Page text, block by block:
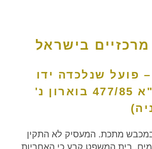
מרכזיים בישראל
פסק דין 1 – פועל שנלכדה ידו
במכבש (ע"א 477/85 בוארון נ'
במכבש מתכת. המעסיק לא התקין
בית המשפט קבע כי האחריות